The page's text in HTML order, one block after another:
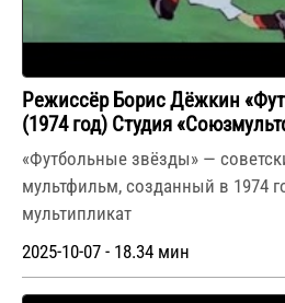
Режиссёр Борис Дёжкин
(1974 год) Студия
«Футбольные звёзды» —
мультфильм, созданный в 1974
мультипликат
2025-10-07 - 18.34 мин